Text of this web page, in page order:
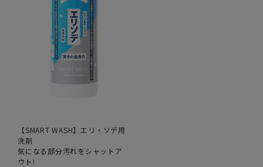
【SMART WASH】エリ・ソデ用
洗剤
気になる部分汚れをシャットア
ウト!